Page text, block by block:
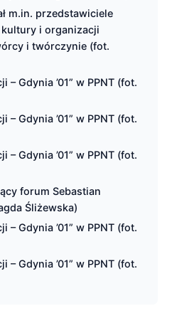
m.in. przedstawiciele
i organizacji
i twórczynie (fot.
– Gdynia ’01” w PPNT (fot.
– Gdynia ’01” w PPNT (fot.
– Gdynia ’01” w PPNT (fot.
forum Sebastian
Śliżewska)
– Gdynia ’01” w PPNT (fot.
– Gdynia ’01” w PPNT (fot.